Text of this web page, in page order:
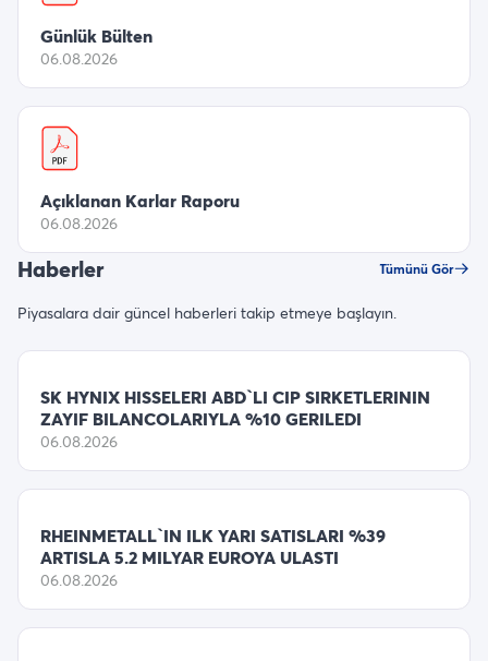
Günlük Bülten
06.08.2026
Açıklanan Karlar Raporu
06.08.2026
Haberler Tümünü Gör
Piyasalara dair güncel haberleri takip etmeye başlayın.
SK HYNIX HISSELERI ABD`LI CIP SIRKETLERININ
ZAYIF BILANCOLARIYLA %10 GERILEDI
06.08.2026
RHEINMETALL`IN ILK YARI SATISLARI %39
ARTISLA 5.2 MILYAR EUROYA ULASTI
06.08.2026